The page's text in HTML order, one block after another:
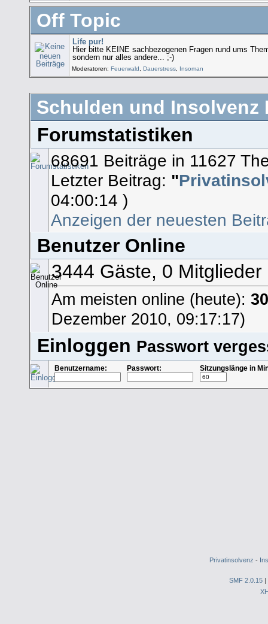
Off Topic
Life pur!
Hier bitte KEINE sachbezogenen Fragen rund ums
sondern nur alles andere... ;-)
Moderatoren:Feuerwald ,Dauerstress Insoman
Schulden und Insolvenz
Forumstatistiken
68691 Beiträge in 11627
Letzter Beitrag: "
04:00:14 )
Anzeigen der neuesten
Benutzer Online
3444 Gäste, 0 Mitglieder
Am meisten online (heute): 30
Dezember 2010, 09:17:17)
Einloggen Passwort
Benutzername: Passwort: Sitzungslänge in
Privatinsolvenz -
SMF 2.0.15 |